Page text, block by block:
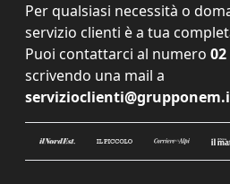
Per qualsiasi necessità o
servizio clienti è a tua
Puoi contattarci al numero 02
scrivendo una mail a